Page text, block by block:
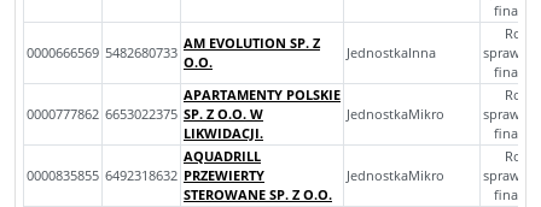
0000666569 5482680733
AM EVOLUTION SP. Z
O.O.
JednostkaInna
0000777862 6653022375
APARTAMENTY POLSKIE
SP. Z O.O. W
LIKWIDACJI.
JednostkaMikro
0000835855 6492318632
AQUADRILL
PRZEWIERTY
STEROWANE SP. Z O.O.
JednostkaMikro